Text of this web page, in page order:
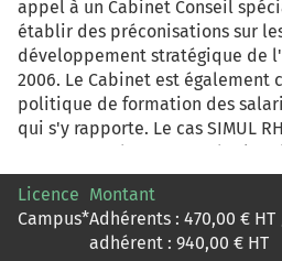
donner leur avis argumenté sur
appel à un Cabinet Conseil
établir des préconisations sur
développement stratégique de
2006. Le Cabinet est également
politique de formation des
qui s'y rapporte. Le cas SIMUL
apprenants de comprendre la
plus particulièrement le
professionnelle) et la stratégie
mode d'entrée dans la gestion
l'emploi et des compétences
Licence
Campus*
Montant
Adhérents : 470,00 € HT
adhérent : 940,00 € HT